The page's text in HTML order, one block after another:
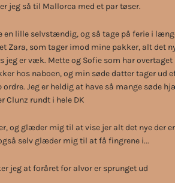
jeg så til Mallorca med et par tøser.
en lille selvstændig, og så tage på ferie i
Zara, som tager imod mine pakker, alt det
er væk. Mette og Sofie som har
hos naboen, og min søde datter tager ud
Jeg er heldig at have så mange søde
Clunz rundt i hele DK
og glæder mig til at vise jer alt det nye der
selv glæder mig til at få fingrene i...
jeg at foråret for alvor er sprunget ud